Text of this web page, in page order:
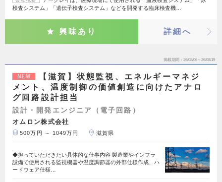
検査システム」「遺伝子検査システム」などを開発する臨床検査機…
興味あり 詳細へ
掲載期間 26/08/06～26/08/19
NEW
【滋賀】状態監視、エネルギーマネジ
メント、温度制御の価値創造に向けたアナロ
グ回路設計担当
設計・開発エンジニア（電子回路）
オムロン株式会社
500万円 ～ 1049万円 滋賀県
◆担っていただきたい具体的な仕事内容 製造業やインフラ
設備で使用される監視機器や温度調節器の外部仕様作成、ハ
ードウェア仕様…